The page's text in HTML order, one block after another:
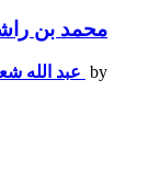
محمد بن
by عبد الله